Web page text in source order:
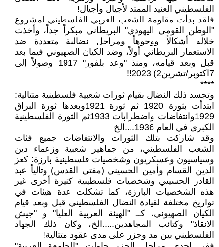
الفلسطيني العنيد الممتد لأجيال وأجيال!
فلقد بدأت مقاومة الشعب العربي الفلسطيني لمشروع
"الوطن القومي اليهودي" البريطاني مبكراً جداً، وأخذت
خلاله أشكالاً ووجوهاً ومراحل نضالية متعددة ضد
الاستعمار البريطاني أولاً، وضد الكيان الصهيوني فيما بعد
قبل وبعد قيامه، ومنذ "وعد بلفور" 1917 وصولاً إلى
7اكتوبر/تشرين2) 2023!!
****
وتجسد ذلك النضال بقيام ثورات شعبية فلسطينية متتالية:
ابتدأت بثورة 1920 ثم ثورة 1921وبعدها ثورة البراق
1929وانتفاضات واضطرابات 1933ثم الثورة الفلسطينية
الكبرى في العام 1936....الخ
وقد شاركت بتلك الثورات والانتفاضات جميع فئات
الشعب الفلسطيني، من جماهير شعبية وزعماء دين
وسياسيون وعسكريون وشخصيات فلسطينية بارزة: كعز
الدين القسام وأمين الحسيني (مفتي القدس) وتالياً عبد
القادر الحسيني وشخصيات فلسطينية كثيرة أخرى غير
هذه الشخصيات البارزة، كما تشكلت عدة هيئات في
تواريخ مختلفة لقيادة النضال الفلسطيني قبل وبعد قيام
الكيان الصهيوني، كــ "الهيئة العربية العليا" و "جيش
الانقاذ" وكتائب المجاهدين.....الخ، وكان ذلك الجهاد
الفلسطيني بين مد وجزر على مدى عقود متتالية!